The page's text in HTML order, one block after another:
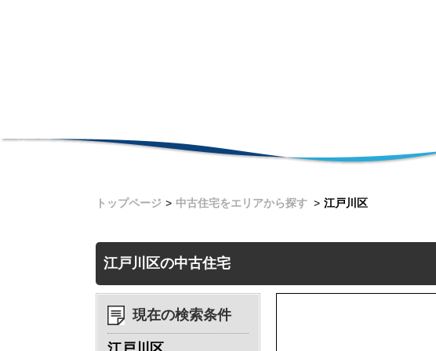
トップページ 中古住宅をエリアから探す 江戸川区
江戸川区の中古住宅
現在の検索条件